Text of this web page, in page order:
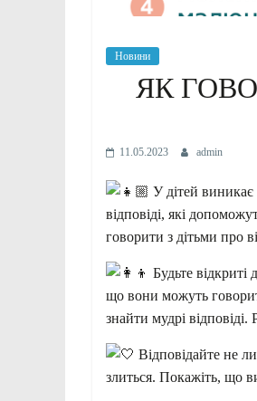
Новини
ЯК
11.05.2023 admin
У дітей
відповіді, які
говорити з дітьми про
Будьте
що вони можуть
знайти мудрі відповіді.
Відповідайте не
злиться. Покажіть, що